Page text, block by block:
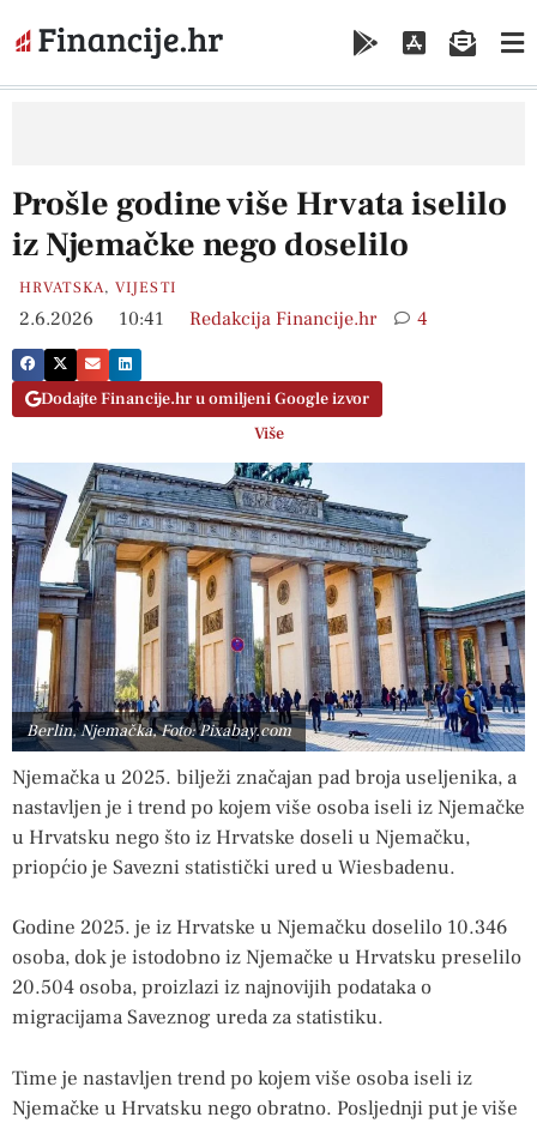
Prošle godine više Hrvata iselilo
iz Njemačke nego doselilo
HRVATSKA,VIJESTI
2.6.2026 10:41 Redakcija Financije.hr 4
Dodajte Financije.hr u omiljeni Google izvor
Više
Berlin, Njemačka, Foto: Pixabay.com
Njemačka u 2025. bilježi značajan pad broja useljenika, a
nastavljen je i trend po kojem više osoba iseli iz Njemačke
u Hrvatsku nego što iz Hrvatske doseli u Njemačku,
priopćio je Savezni statistički ured u Wiesbadenu.
Godine 2025. je iz Hrvatske u Njemačku doselilo 10.346
osoba, dok je istodobno iz Njemačke u Hrvatsku preselilo
20.504 osoba, proizlazi iz najnovijih podataka o
migracijama Saveznog ureda za statistiku.
Time je nastavljen trend po kojem više osoba iseli iz
Njemačke u Hrvatsku nego obratno. Posljednji put je više